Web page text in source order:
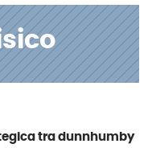
tra dunnhumby